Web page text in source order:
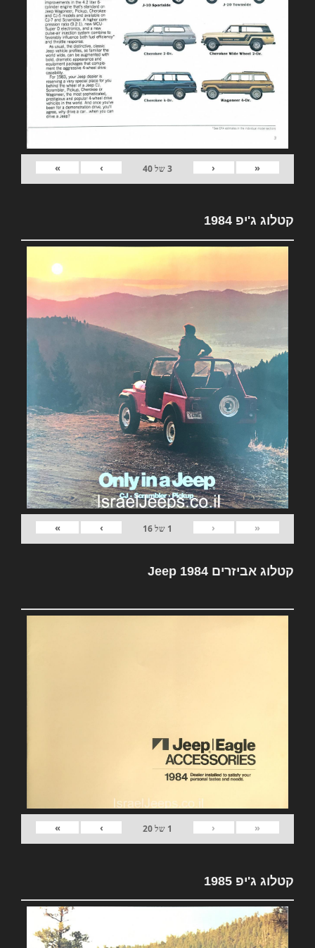
«
‹
3של40
›
»
קטלוג ג'יפ 1984
«
‹
1 של16
›
»
קטלוג אביזרים Jeep 1984
«
‹
1 של20
›
»
קטלוג ג'יפ 1985